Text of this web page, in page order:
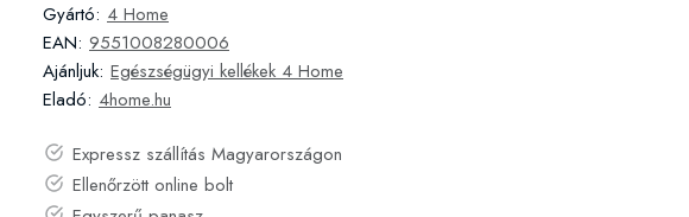
Gyártó: 4 Home
EAN: 9551008280006
Ajánljuk: Egészségügyi kellékek 4 Home
Eladó: 4home.hu
Expressz szállítás Magyarországon
Ellenőrzött online bolt